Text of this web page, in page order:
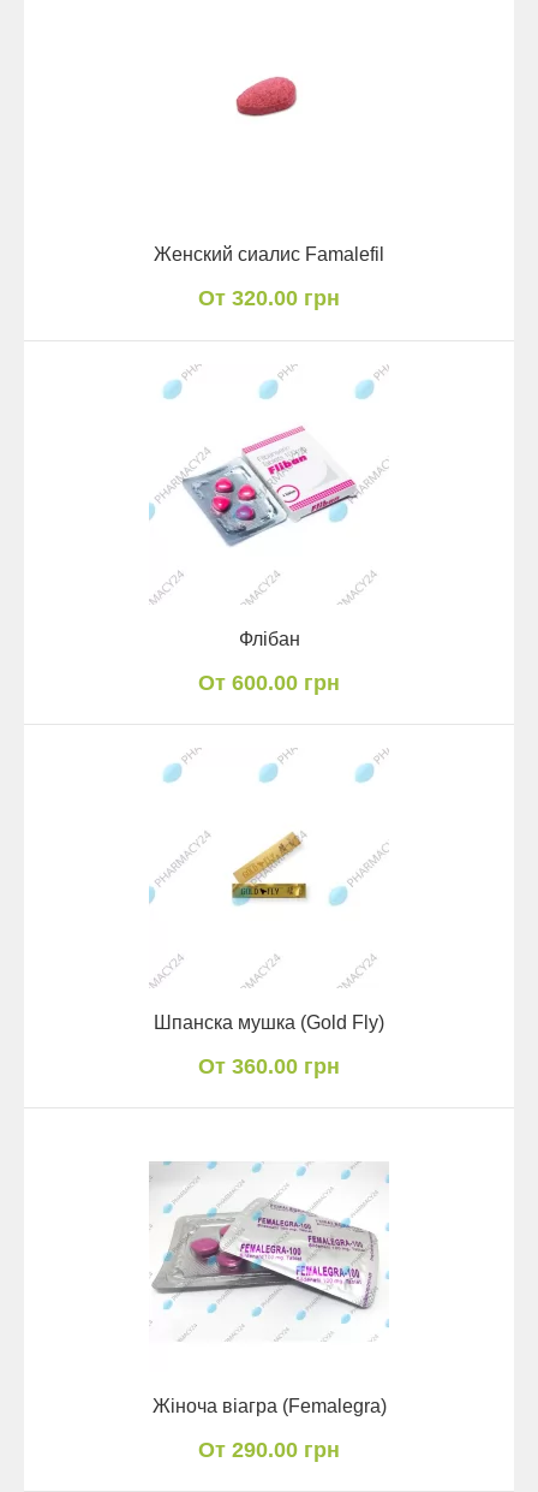
Женский сиалис Famalefil
От 320.00 грн
Флібан
От 600.00 грн
Шпанска мушка (Gold Fly)
От 360.00 грн
Жіноча віагра (Femalegra)
От 290.00 грн